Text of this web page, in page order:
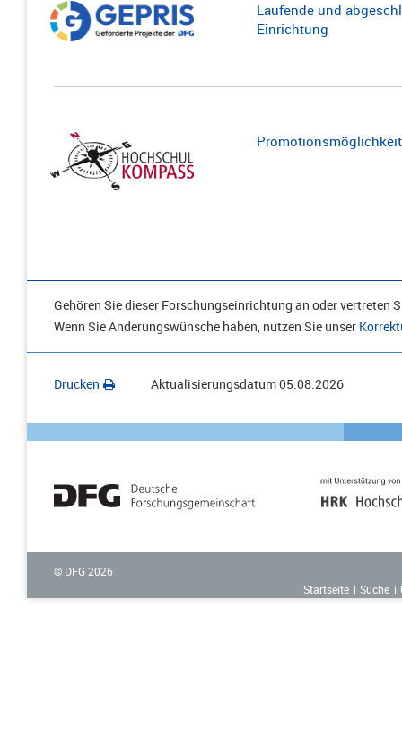
Laufende und
Einrichtung
Gehören Sie dieser Forschungseinrichtung an oder vertreten
Wenn Sie Änderungswünsche haben, nutzen Sie unser
Drucken Aktualisierungsdatum05.08.2026
© DFG 2026
Startseite
Suche